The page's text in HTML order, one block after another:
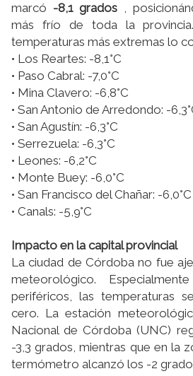
marcó -8,1 grados ,
más frío de toda la
temperaturas más extremas lo
• Los Reartes: -8,1°C
• Paso Cabral: -7,0°C
• Mina Clavero: -6,8°C
• San Antonio de Arredondo: -
• San Agustín: -6,3°C
• Serrezuela: -6,3°C
• Leones: -6,2°C
• Monte Buey: -6,0°C
• San Francisco del Chañar: -6,0°C
• Canals: -5,9°C
Impacto en la capital provincial
La ciudad de Córdoba no fue
meteorológico.
periféricos, las temperaturas
cero. La estación
Nacional de Córdoba (UNC)
-3,3 grados, mientras que en la
termómetro alcanzó los -2